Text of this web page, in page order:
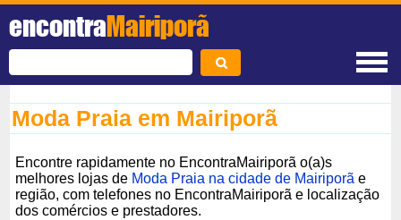
encontraMairiporã
Moda Praia em Mairiporã
Encontre rapidamente no EncontraMairiporã o(a)s
melhores lojas de Moda Praia na cidade de Mairiporã e
região, com telefones no EncontraMairiporã e localização
dos comércios e prestadores.